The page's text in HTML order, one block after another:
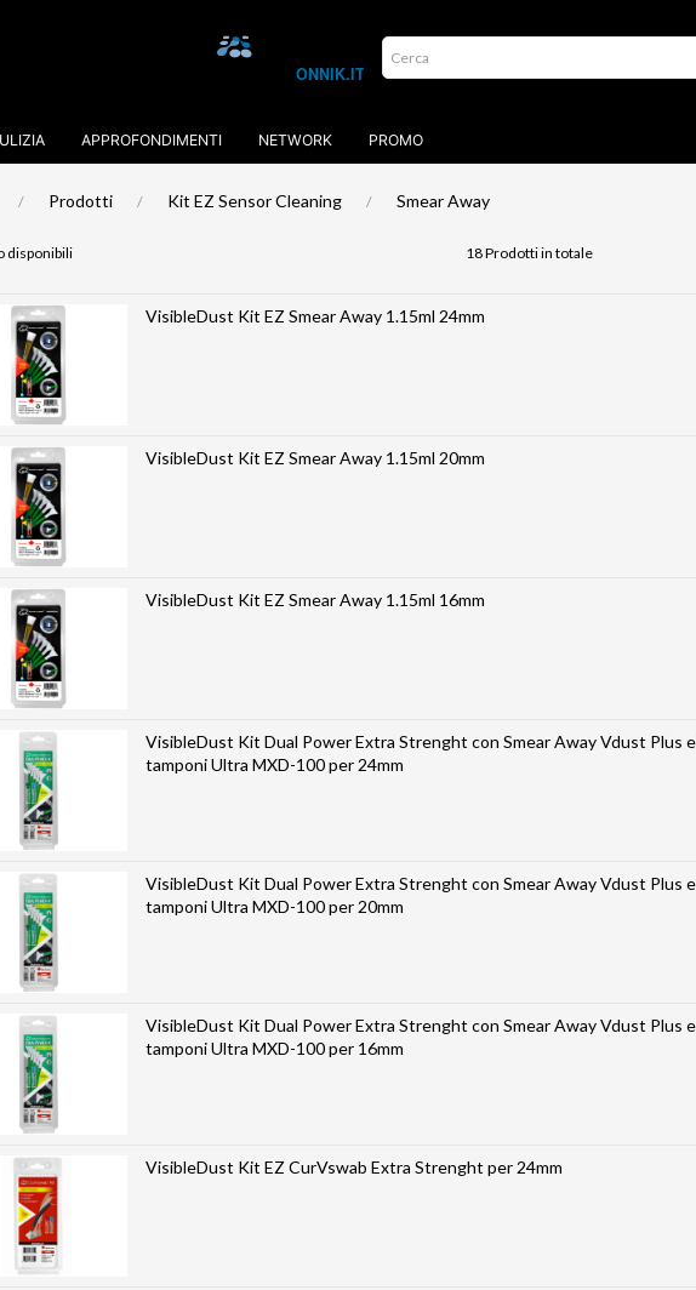
APPROFONDIMENTI NETWORK PROMO
Prodotti Kit EZ Sensor Cleaning Smear Away
disponibili 18 Prodotti in totale
VisibleDust Kit EZ Smear Away 1.15ml 24mm
VisibleDust Kit EZ Smear Away 1.15ml 20mm
VisibleDust Kit EZ Smear Away 1.15ml 16mm
VisibleDust Kit Dual Power Extra Strenght con Smear Away Vdust Plus e 5
tamponi Ultra MXD-100 per 24mm
VisibleDust Kit Dual Power Extra Strenght con Smear Away Vdust Plus e 5
tamponi Ultra MXD-100 per 20mm
VisibleDust Kit Dual Power Extra Strenght con Smear Away Vdust Plus e 5
tamponi Ultra MXD-100 per 16mm
VisibleDust Kit EZ CurVswab Extra Strenght per 24mm